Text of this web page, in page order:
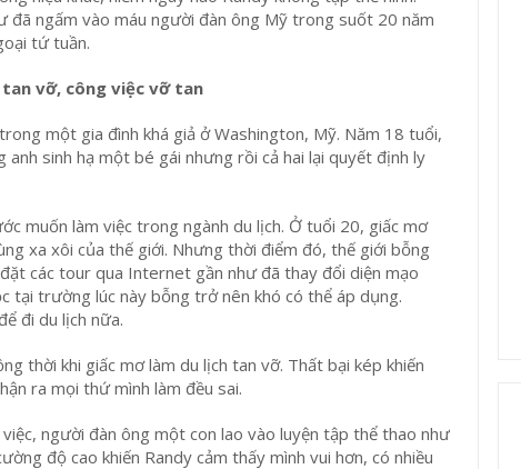
đã ngấm vào máu người đàn ông Mỹ trong suốt 20 năm
tứ tuần.
tan vỡ, công việc vỡ tan
một gia đình khá giả ở Washington, Mỹ. Năm 18 tuổi,
anh sinh hạ một bé gái nhưng rồi cả hai lại quyết định ly
muốn làm việc trong ngành du lịch. Ở tuổi 20, giấc mơ
xa xôi của thế giới. Nhưng thời điểm đó, thế giới bỗng
các tour qua Internet gần như đã thay đổi diện mạo
tại trường lúc này bỗng trở nên khó có thể áp dụng.
đi du lịch nữa.
thời khi giấc mơ làm du lịch tan vỡ. Thất bại kép khiến
ra mọi thứ mình làm đều sai.
việc, người đàn ông một con lao vào luyện tập thể thao như
độ cao khiến Randy cảm thấy mình vui hơn, có nhiều